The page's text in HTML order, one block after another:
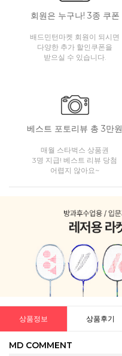
회원은 누구나! 3종 쿠폰
배드민턴마켓 회원이 되시면
다양한 추가 할인쿠폰을
받으실 수 있습니다.
베스트 포토리뷰 총 3만원
매월 스타벅스 상품권
3명 지급! 베스트 리뷰 당첨
어렵지 않아요~
상품정보 상품후기
MD COMMENT